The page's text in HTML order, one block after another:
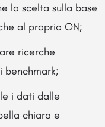
la scelta sulla base
al proprio ON;
ricerche
benchmark;
i dati dalle
chiara e